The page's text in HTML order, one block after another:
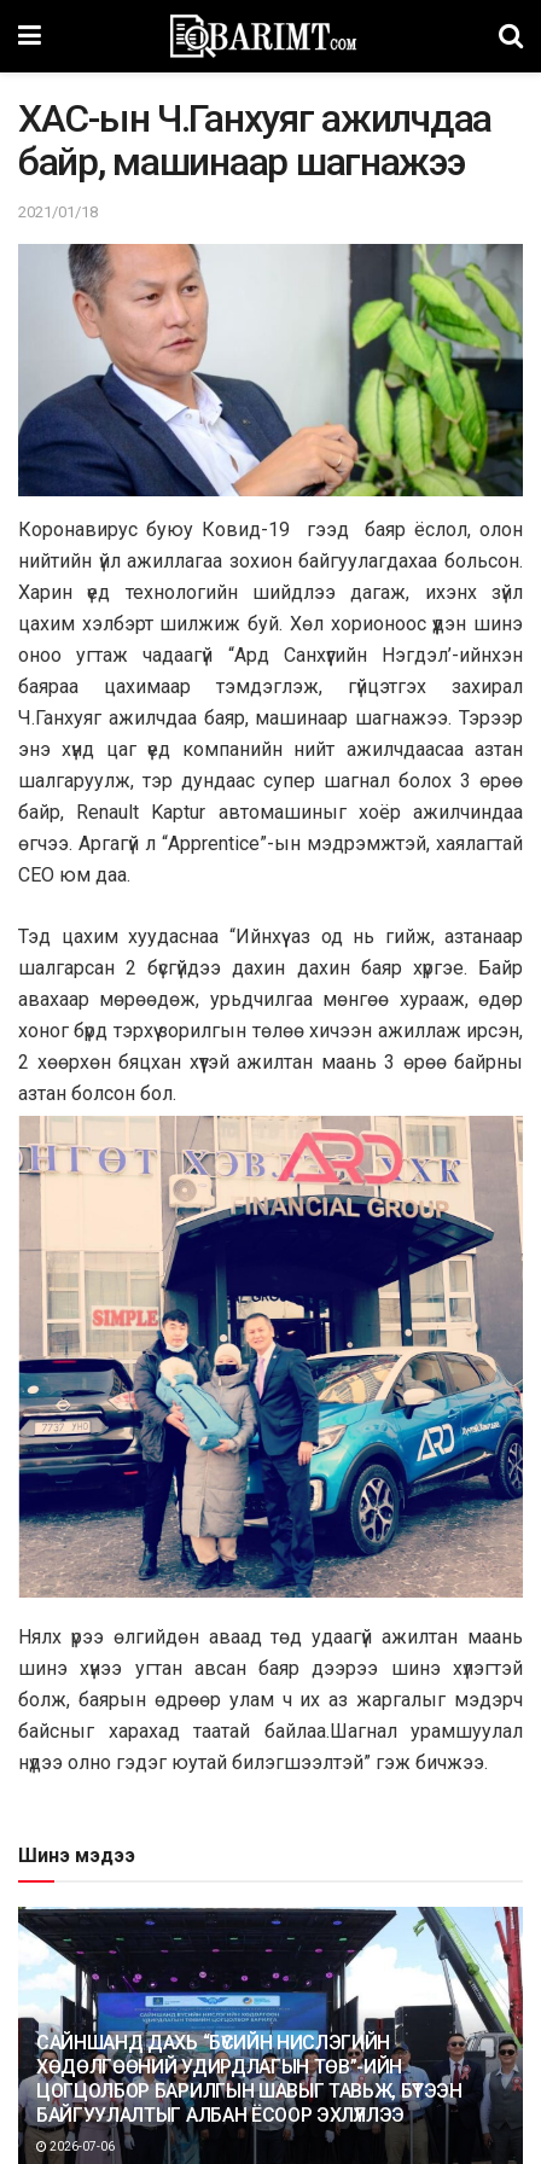
ХАС-ын Ч.Ганхуяг ажилчдаа
байр, машинаар шагнажээ
2021/01/18
Коронавирус буюу Ковид-19 гээд баяр ёслол, олон
нийтийн үйл ажиллагаа зохион байгуулагдахаа больсон.
Харин үед технологийн шийдлээ дагаж, ихэнх зүйл
цахим хэлбэрт шилжиж буй. Хөл хорионоос үүдэн шинэ
оноо угтаж чадаагүй “Ард Санхүүгийн Нэгдэл’-ийнхэн
баяраа цахимаар тэмдэглэж, гүйцэтгэх захирал
Ч.Ганхуяг ажилчдаа баяр, машинаар шагнажээ. Тэрээр
энэ хүнд цаг үед компанийн нийт ажилчдаасаа азтан
шалгаруулж, тэр дундаас супер шагнал болох 3 өрөө
байр, Renault Kaptur автомашиныг хоёр ажилчиндаа
өгчээ. Аргагүй л “Apprentice”-ын мэдрэмжтэй, хаялагтай
CEO юм даа.
Тэд цахим хуудаснаа “Ийнхүү аз од нь гийж, азтанаар
шалгарсан 2 бүсгүйдээ дахин дахин баяр хүргэе. Байр
авахаар мөрөөдөж, урьдчилгаа мөнгөө хурааж, өдөр
хоног бүрд тэрхүү зорилгын төлөө хичээн ажиллаж ирсэн,
2 хөөрхөн бяцхан хүүтэй ажилтан маань 3 өрөө байрны
азтан болсон бол.
Нялх үрээ өлгийдөн аваад төд удаагүй ажилтан маань
шинэ хүнээ угтан авсан баяр дээрээ шинэ хүлэгтэй
болж, баярын өдрөөр улам ч их аз жаргалыг мэдэрч
байсныг харахад таатай байлаа.Шагнал урамшуулал
нүдээ олно гэдэг юутай билэгшээлтэй” гэж бичжээ.
Шинэ мэдээ
САЙНШАНД ДАХЬ “БҮСИЙН НИСЛЭГИЙН
ХӨДӨЛГӨӨНИЙ УДИРДЛАГЫН ТӨВ”-ИЙН
ЦОГЦОЛБОР БАРИЛГЫН ШАВЫГ ТАВЬЖ, БҮТЭЭН
БАЙГУУЛАЛТЫГ АЛБАН ЁСООР ЭХЛҮҮЛЛЭЭ
2026-07-06